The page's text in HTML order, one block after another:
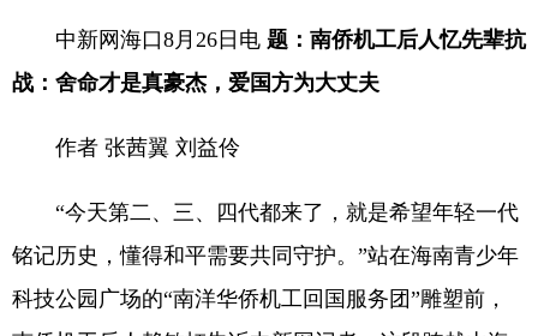
中新网海口8月26日电 题：南侨机工后人忆先辈抗
战：舍命才是真豪杰，爱国方为大丈夫
作者 张茜翼 刘益伶
“今天第二、三、四代都来了，就是希望年轻一代
铭记历史，懂得和平需要共同守护。”站在海南青少年
科技公园广场的“南洋华侨机工回国服务团”雕塑前，